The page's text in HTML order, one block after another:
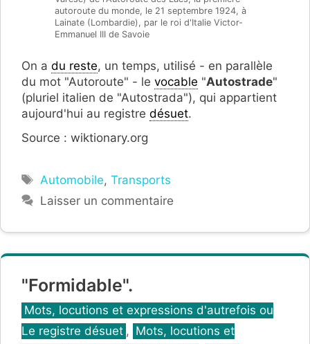
autoroute du monde, le 21 septembre 1924, à
Lainate (Lombardie), par le roi d'Italie Victor-
Emmanuel III de Savoie
On a du reste, un temps, utilisé - en parallèle
du mot "Autoroute" - le vocable "Autostrade"
(pluriel italien de "Autostrada"), qui appartient
aujourd'hui au registre désuet.
Source : wiktionary.org
Étiquettes
Automobile,Transports
Laisser un commentaire
"Formidable".
Catégories
Mots, locutions et expressions d'autrefois ou
Le registre désuet , Mots, locutions et